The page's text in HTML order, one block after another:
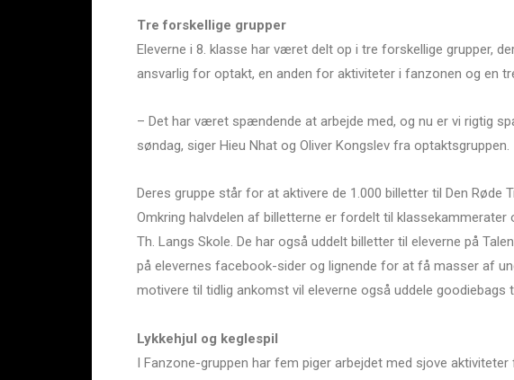
Tre forskellige grupper
Eleverne i 8. klasse har været delt op i tre forskellige grupper,
ansvarlig for optakt, en anden for aktiviteter i fanzonen og en
– Det har været spændende at arbejde med, og nu er vi rigtig
søndag, siger Hieu Nhat og Oliver Kongslev fra optaktsgruppen.
Deres gruppe står for at aktivere de 1.000 billetter til Den Røde
Omkring halvdelen af billetterne er fordelt til
Th. Langs Skole. De har også uddelt billetter til eleverne på
på elevernes facebook-sider og lignende for at få masser af
motivere til tidlig ankomst vil eleverne også uddele goodiebags
Lykkehjul og keglespil
I Fanzone-gruppen har fem piger arbejdet med sjove